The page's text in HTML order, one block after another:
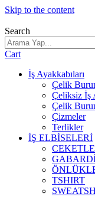
Skip to the content
Search
Cart
İş Ayakkabıları
Çelik
Çeliksiz İş
Çelik
Çizmeler
Terlikler
İŞ ELBİSELERİ
TSHIRT